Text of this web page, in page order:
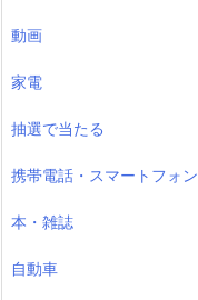
動画
家電
抽選で当たる
携帯電話・スマートフォン
本・雑誌
自動車